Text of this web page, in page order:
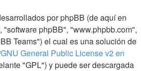
por phpBB (de aquí en
phpBB", "www.phpbb.com",
Teams") el cual es una solución de
GNU General Public License v2 en
"GPL") y puede ser descargada